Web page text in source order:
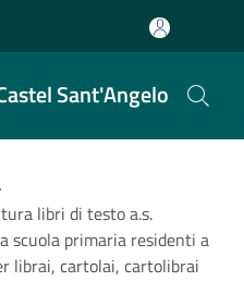
Sant'Angelo
libri di testo a.s.
scuola primaria residenti a
librai, cartolai, cartolibrai